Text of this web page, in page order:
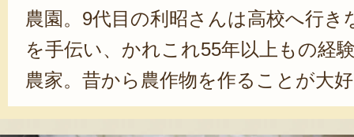
農園。9代目の利昭さんは高校へ行き
を手伝い、かれこれ55年以上もの経
農家。昔から農作物を作ることが大
で田畑に出ている。